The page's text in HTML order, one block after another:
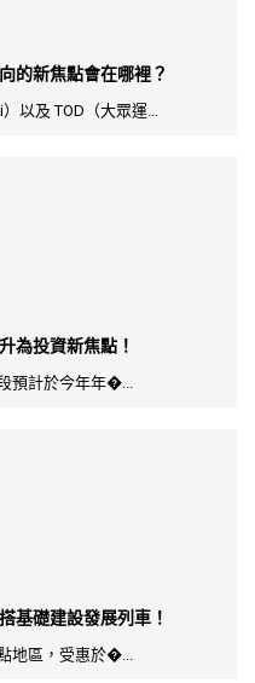
的新焦點會在哪裡？
以及 TOD（大眾運...
為投資新焦點！
預計於今年年�...
基礎建設發展列車！
地區，受惠於�...